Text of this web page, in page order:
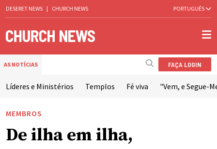
DESERET NEWS | CHURCH NEWS PORTUGUÊS
AS NOTÍCIAS FAÇA LOGIN
Líderes e Ministérios Templos Fé viva "Vem, e Segue-
MEMBROS
De ilha em ilha,